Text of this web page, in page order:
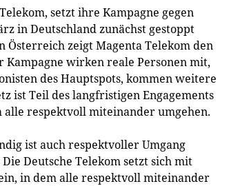
setzt ihre Kampagne gegen
in Deutschland zunächst gestoppt
zeigt Magenta Telekom den
Kampagne wirken reale Personen mit,
des Hauptspots, kommen weitere
ist Teil des langfristigen Engagements
alle respektvoll miteinander umgehen.
ist auch respektvoller Umgang
Deutsche Telekom setzt sich mit
in dem alle respektvoll miteinander